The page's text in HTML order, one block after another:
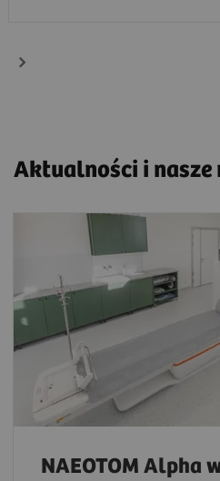
Aktualności i nasze
NAEOTOM Alpha